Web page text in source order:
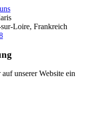
Loire, Frankreich
unserer Website ein